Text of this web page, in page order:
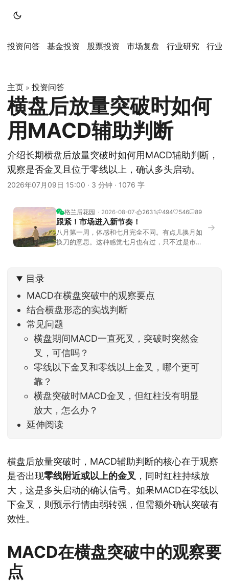
投资问答 基金投资 股票投资 市场复盘 行业研究 行业
主页 » 投资问答
横盘后放量突破时如何
用MACD辅助判断
介绍长期横盘后放量突破时如何用MACD辅助判断，
观察是否金叉且位于零线以上，确认多头启动。
2026年07月09日 15:00 · 3 分钟 · 1076 字
格兰后花园 2026-08-07 2631 494 546 89
跟紧！市场进入新节奏！
八月第一周，体感和七月完全不同。有点儿换月如
换刀的意思。这种感觉七月也有过，只不过是市场
家感受到了春天般的暖风。指数涨了百点，交易额
回暖到2
→
目录
MACD在横盘突破中的观察要点
结合横盘形态的实战判断
常见问题
横盘期间MACD一直死叉，突破时突然金
叉，可信吗？
零线以下金叉和零线以上金叉，哪个更可
靠？
横盘突破时MACD金叉，但红柱没有明显
放大，怎么办？
延伸阅读
横盘后放量突破时，MACD辅助判断的核心在于观察
是否出现零线附近或以上的金叉 ，同时红柱持续放
大，这是多头启动的确认信号。如果MACD在零线以
下金叉，则预示行情由弱转强，但需额外确认突破有
效性。
MACD在横盘突破中的观察要
点